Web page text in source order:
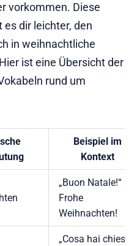
vorkommen. Diese
dir leichter, den
in weihnachtliche
ist eine Übersicht der
rund um
Beispiel im
Kontext
„Buon Natale!“ –
Frohe
Weihnachten!
„Cosa hai chiesto